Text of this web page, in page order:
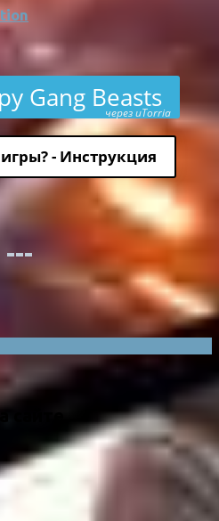
Gang Beasts
через uTorria
- Инструкция